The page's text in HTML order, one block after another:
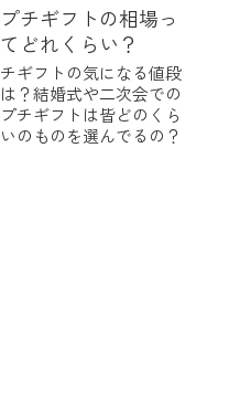
プチギフトの相場っ
てどれくらい？
チギフトの気になる値段
は？結婚式や二次会での
プチギフトは皆どのくら
いのものを選んでるの？